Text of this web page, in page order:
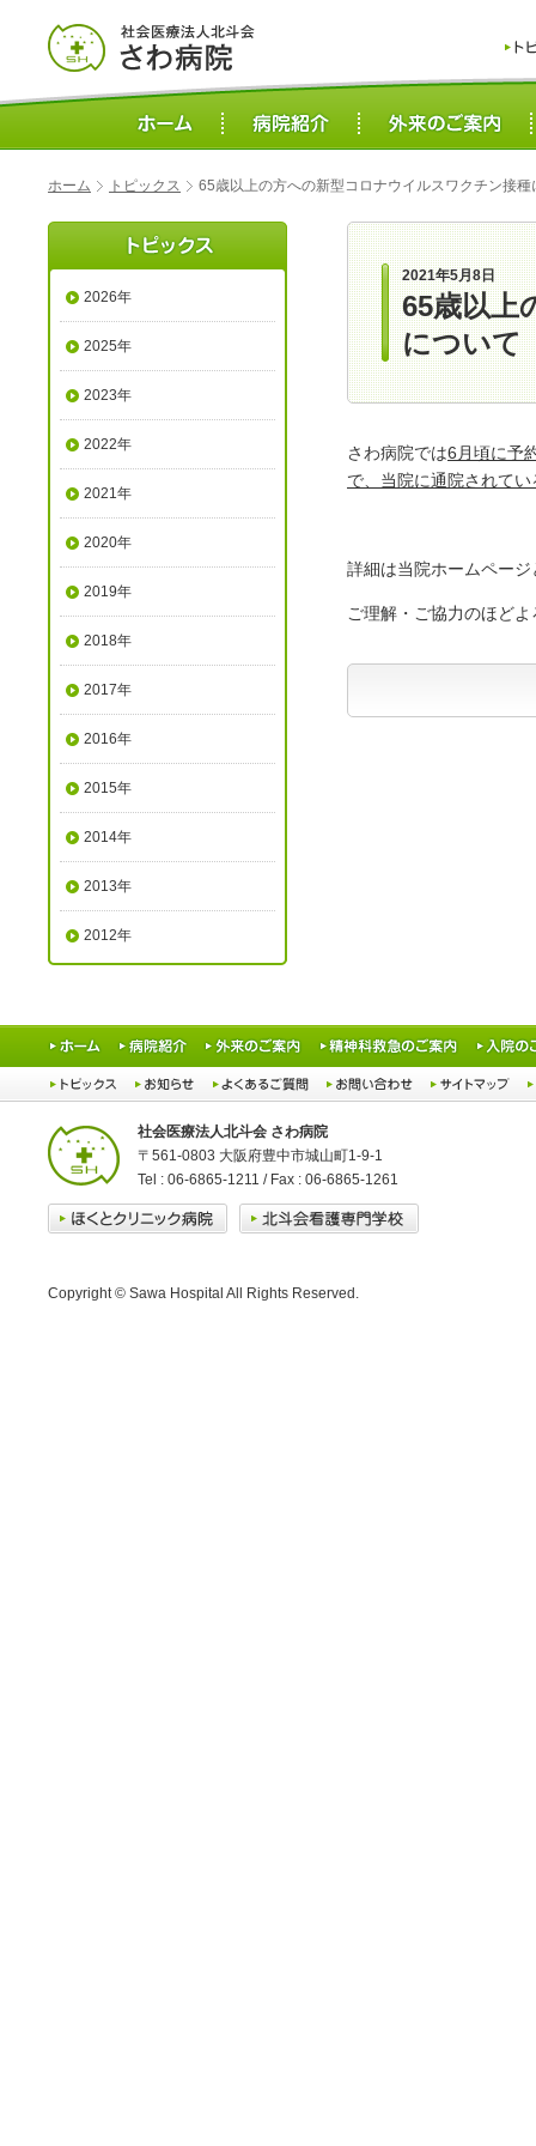
ホーム トピックス 65歳以上の方への新型コロナウイルスワクチン接種
2021年5月8日
65歳以上
について
さわ病院では6月頃に予
で、当院に通院されて
詳細は当院ホームペー
ご理解・ご協力のほど
2026年
2025年
2023年
2022年
2021年
2020年
2019年
2018年
2017年
2016年
2015年
2014年
2013年
2012年
社会医療法人北斗会 さわ病院
〒561-0803 大阪府豊中市城山町1-9-1
Tel : 06-6865-1211 / Fax : 06-6865-1261
Copyright © Sawa Hospital All Rights Reserved.